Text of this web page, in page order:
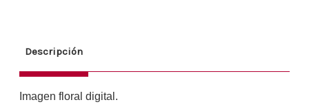
Descripción
Imagen floral digital.